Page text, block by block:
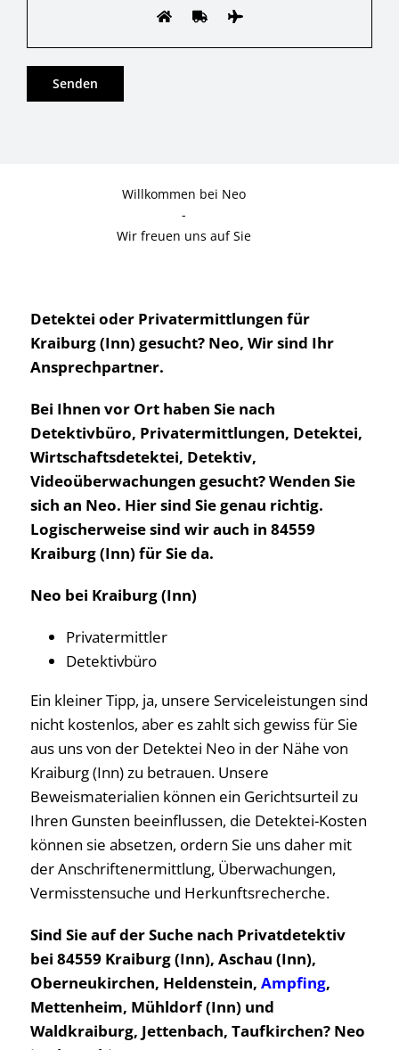
Willkommen bei Neo
-
Wir freuen uns auf Sie
Detektei oder Privatermittlungen für
Kraiburg (Inn) gesucht? Neo, Wir sind Ihr
Ansprechpartner.
Bei Ihnen vor Ort haben Sie nach
Detektivbüro, Privatermittlungen, Detektei,
Wirtschaftsdetektei, Detektiv,
Videoüberwachungen gesucht? Wenden Sie
sich an Neo. Hier sind Sie genau richtig.
Logischerweise sind wir auch in 84559
Kraiburg (Inn) für Sie da.
Neo bei Kraiburg (Inn)
Privatermittler
Detektivbüro
Ein kleiner Tipp, ja, unsere Serviceleistungen sind
nicht kostenlos, aber es zahlt sich gewiss für Sie
aus uns von der Detektei Neo in der Nähe von
Kraiburg (Inn) zu betrauen. Unsere
Beweismaterialien können ein Gerichtsurteil zu
Ihren Gunsten beeinflussen, die Detektei-Kosten
können sie absetzen, ordern Sie uns daher mit
der Anschriftenermittlung, Überwachungen,
Vermisstensuche und Herkunftsrecherche.
Sind Sie auf der Suche nach Privatdetektiv
bei 84559 Kraiburg (Inn), Aschau (Inn),
Oberneukirchen, Heldenstein, Ampfing,
Mettenheim, Mühldorf (Inn) und
Waldkraiburg, Jettenbach, Taufkirchen? Neo